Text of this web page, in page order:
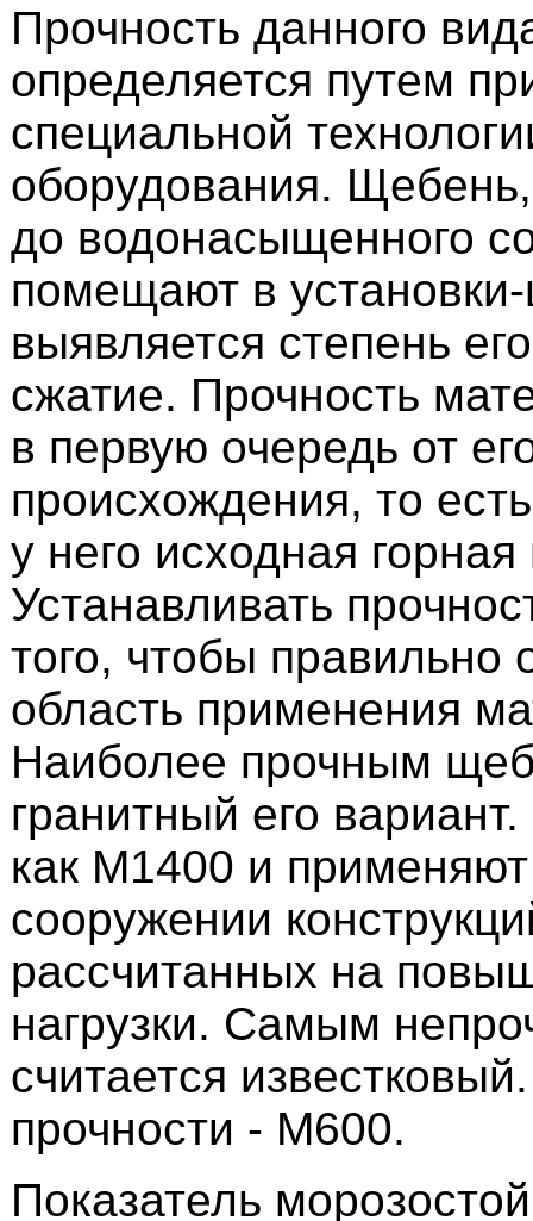
Прочность данного
определяется путем
специальной
оборудования.
до водонасыщенного
помещают в
выявляется степень
сжатие. Прочность
в первую очередь от
происхождения, то
у него исходная
Устанавливать
того, чтобы правильно
область применения
Наиболее прочным
гранитный его
как М1400 и
сооружении
рассчитанных на
нагрузки. Самым
считается
прочности - М600.
Показатель